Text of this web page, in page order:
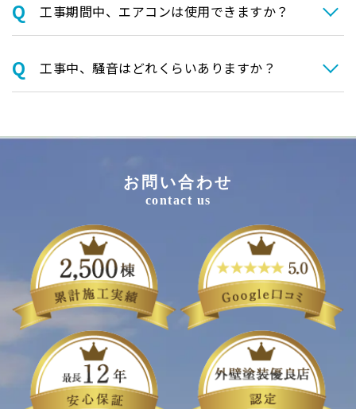
⼯事期間中、エアコンは使⽤できますか？
⼯事中、騒⾳はどれくらいありますか？
お問い合わせ
contact us